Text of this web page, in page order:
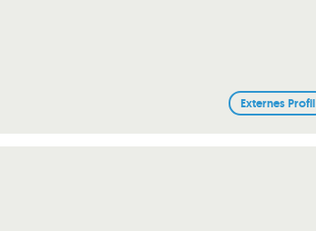
Externes Profil